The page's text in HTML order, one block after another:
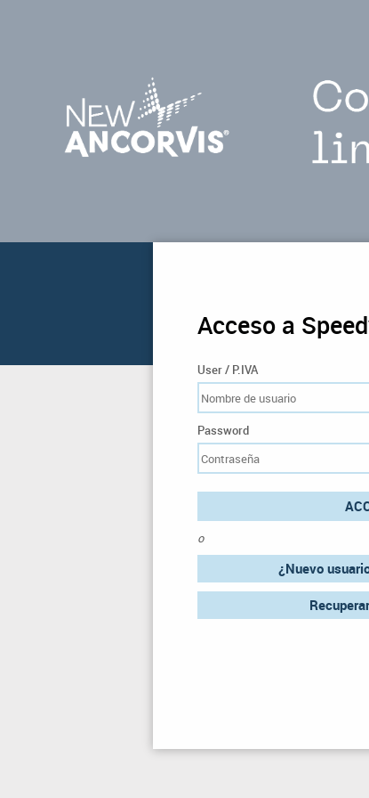
Acceso a
User / P.IVA
Password
o
¿Nuevo